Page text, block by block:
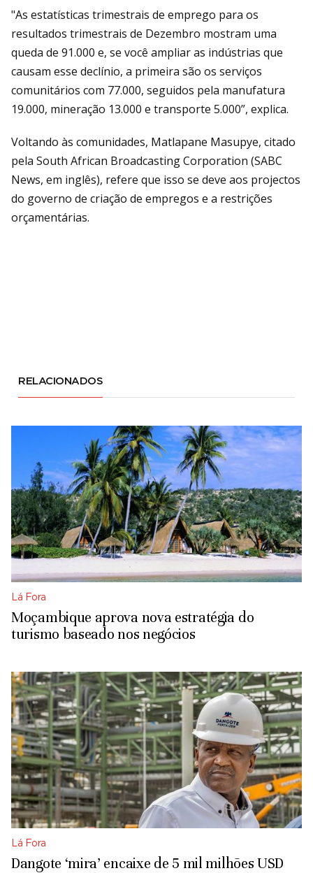
"As estatísticas trimestrais de emprego para os
resultados trimestrais de Dezembro mostram uma
queda de 91.000 e, se você ampliar as indústrias que
causam esse declínio, a primeira são os serviços
comunitários com 77.000, seguidos pela manufatura
19.000, mineração 13.000 e transporte 5.000”, explica.
Voltando às comunidades, Matlapane Masupye, citado
pela South African Broadcasting Corporation (SABC
News, em inglês), refere que isso se deve aos projectos
do governo de criação de empregos e a restrições
orçamentárias.
RELACIONADOS
Lá Fora
Moçambique aprova nova estratégia do
turismo baseado nos negócios
Lá Fora
Dangote ‘mira’ encaixe de 5 mil milhões USD